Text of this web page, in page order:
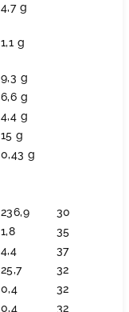
4,7 g
1,1 g
9,3 g
6,6 g
4,4 g
15 g
0,43 g
236,9
30
1,8
35
4,4
37
25,7
32
0,4
32
0,4
32